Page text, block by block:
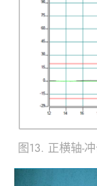
图13. 正横轴-